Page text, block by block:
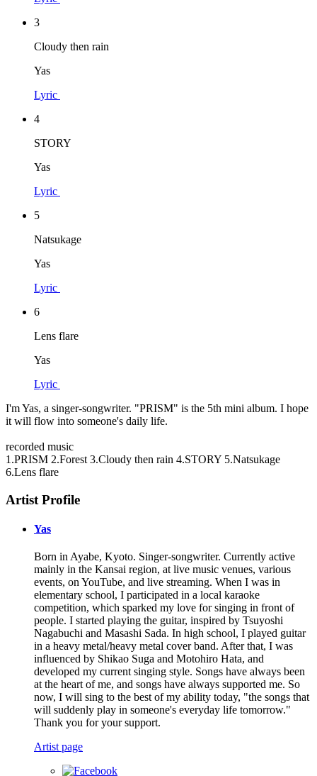
3
Cloudy then rain
Yas
Lyric
4
STORY
Yas
Lyric
5
Natsukage
Yas
Lyric
6
Lens flare
Yas
Lyric
I'm Yas, a singer-songwriter. "PRISM" is the 5th mini album. I hope
it will flow into someone's daily life.
recorded music
1.PRISM 2.Forest 3.Cloudy then rain 4.STORY 5.Natsukage
6.Lens flare
Artist Profile
Yas
Born in Ayabe, Kyoto. Singer-songwriter. Currently active
mainly in the Kansai region, at live music venues, various
events, on YouTube, and live streaming. When I was in
elementary school, I participated in a local karaoke
competition, which sparked my love for singing in front of
people. I started playing the guitar, inspired by Tsuyoshi
Nagabuchi and Masashi Sada. In high school, I played guitar
in a heavy metal/heavy metal cover band. After that, I was
influenced by Shikao Suga and Motohiro Hata, and
developed my current singing style. Songs have always been
at the heart of me, and songs have always supported me. So
now, I will sing to the best of my ability today, "the songs that
will suddenly play in someone's everyday life tomorrow."
Thank you for your support.
Artist page